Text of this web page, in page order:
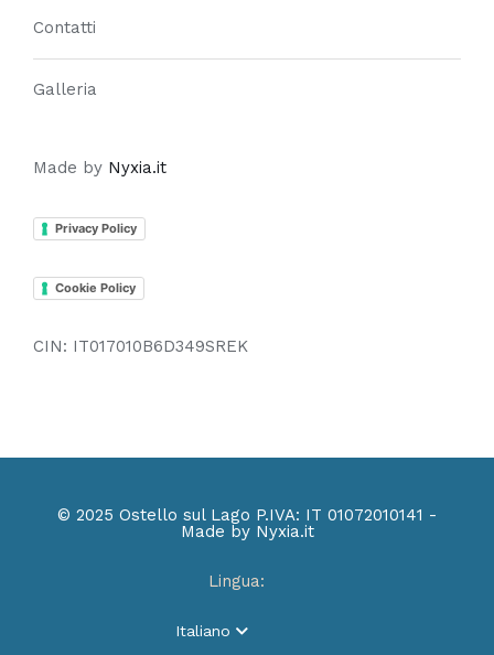
Contatti
Galleria
Made by Nyxia.it
Privacy Policy
Cookie Policy
CIN: IT017010B6D349SREK
© 2025 Ostello sul Lago P.IVA: IT 01072010141 -
Made by Nyxia.it
Lingua:
Italiano